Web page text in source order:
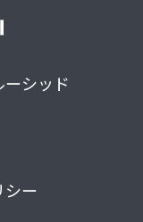
シッド
シー